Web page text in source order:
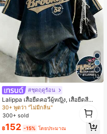
12
#ชุดฤดูร้อน
Lalippa เสื้อยืดคอวีผู้หญิง, เสื้อยืดสีน้ำเ
งินสไตล์มินิมอลเรโทร, เสื้อยืดผู้หญิงทร
งหลวมสบาย, พิมพ์ตัวอักษรและตัวเลข
ดูร้อน, ลวดลายดีไซน์, ความรู้สึกพรีเมีย
#2 ขายดี
30+ พูดว่า "ไม่มีกลิ่น"
#2 ขายดี
30+ พูดว่า "ไม่มีกลิ่น"
#2 ขายดี
30+ พูดว่า "ไม่มีกลิ่น"
#2 ขายดี
300+ sold
฿152 -15% โดยประมาณ